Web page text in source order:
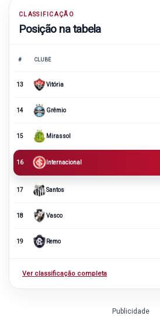
CLASSIFICAÇÃO
Posição na tabela
# CLUBE
13 Vitória
14 Grêmio
15 Mirassol
16 Internacional
17 Santos
18 Vasco
19 Remo
Ver classificação completa
Publicidade